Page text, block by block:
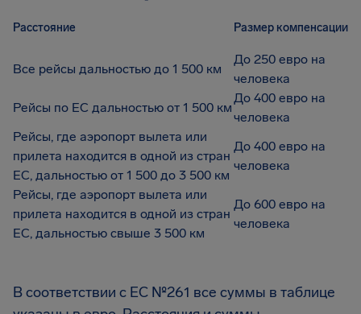
Расстояние Размер компенсации
Все рейсы дальностью до 1 500 км
До 250 евро на
человека
Рейсы по ЕС дальностью от 1 500 км
До 400 евро на
человека
Рейсы, где аэропорт вылета или
прилета находится в одной из стран
ЕС, дальностью от 1 500 до 3 500 км
До 400 евро на
человека
Рейсы, где аэропорт вылета или
прилета находится в одной из стран
ЕС, дальностью свыше 3 500 км
До 600 евро на
человека
В соответствии с EC №261 все суммы в таблице